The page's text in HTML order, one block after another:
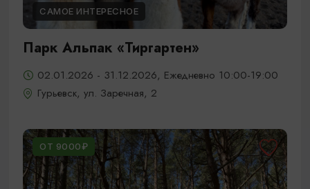
САМОЕ ИНТЕРЕСНОЕ
Парк Альпак «Тиргартен»
02.01.2026 - 31.12.2026, Ежедневно 10:00-19:00
Гурьевск, ул. Заречная, 2
ОТ 9000₽